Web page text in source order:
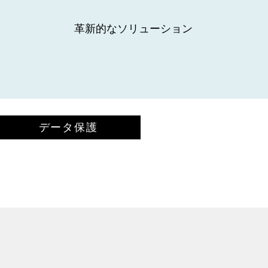
革新的なソリューション
データ保護